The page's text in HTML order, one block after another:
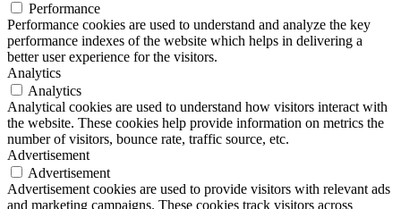
Performance
Performance cookies are used to understand and analyze the key
performance indexes of the website which helps in delivering a
better user experience for the visitors.
Analytics
Analytics
Analytical cookies are used to understand how visitors interact with
the website. These cookies help provide information on metrics the
number of visitors, bounce rate, traffic source, etc.
Advertisement
Advertisement
Advertisement cookies are used to provide visitors with relevant ads
and marketing campaigns. These cookies track visitors across